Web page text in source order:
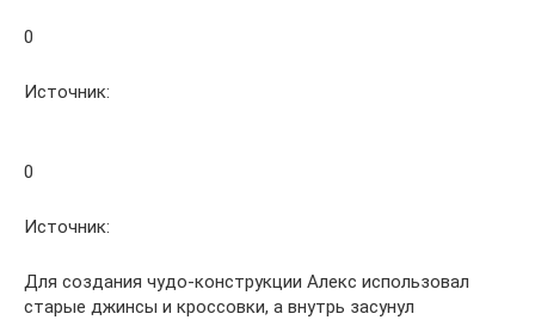
0
Источник:
0
Источник:
Для создания чудо-конструкции Алекс использовал
старые джинсы и кроссовки, а внутрь засунул